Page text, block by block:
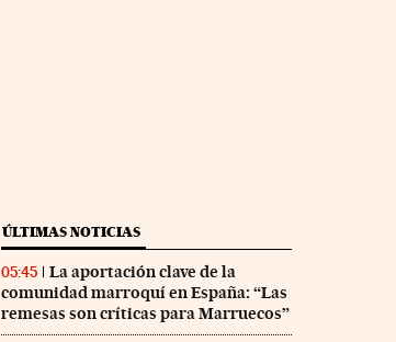
ÚLTIMAS NOTICIAS
05:45
La aportación clave de la
comunidad marroquí en España: “Las
remesas son críticas para Marruecos”